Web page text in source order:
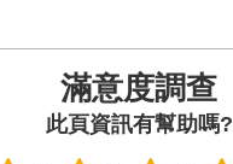
滿意度調查
此頁資訊有幫助嗎?